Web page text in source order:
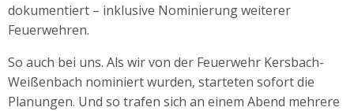
dokumentiert – inklusive Nominierung weiterer
Feuerwehren.
So auch bei uns. Als wir von der Feuerwehr Kersbach-
Weißenbach nominiert wurden, starteten sofort die
Planungen. Und so trafen sich an einem Abend mehrere